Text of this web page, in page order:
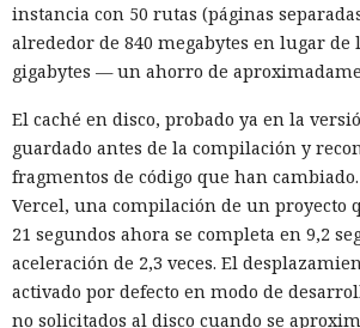
instancia con 50 rutas (páginas
alrededor de 840 megabytes en lugar de
gigabytes — un ahorro de
El caché en disco, probado ya en la
guardado antes de la compilación y
fragmentos de código que han
Vercel, una compilación de un proyecto
21 segundos ahora se completa en 9,2
aceleración de 2,3 veces. El
activado por defecto en modo de
no solicitados al disco cuando se